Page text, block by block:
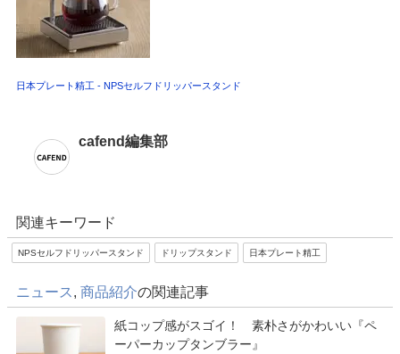
日本プレート精工 - NPSセルフドリッパースタンド
cafend編集部
関連キーワード
NPSセルフドリッパースタンド ドリップスタンド 日本プレート精工
ニュース , 商品紹介の関連記事
紙コップ感がスゴイ！ 素朴さがかわいい『ペ
ーパーカップタンブラー』